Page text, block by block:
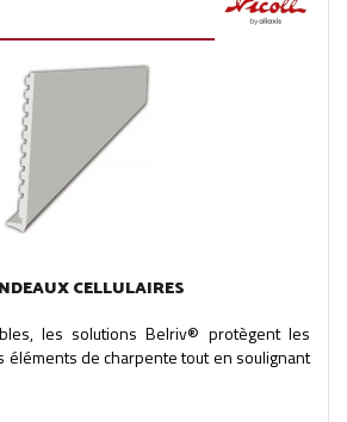
CELLULAIRES
les solutions Belriv® protègent les
de charpente tout en soulignant